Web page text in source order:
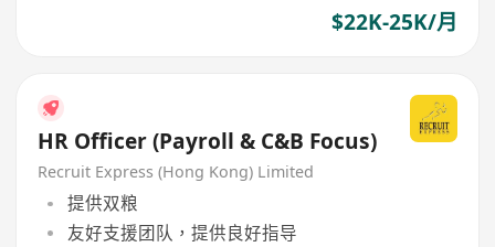
$22K-25K/月
HR Officer (Payroll & C&B Focus)
Recruit Express (Hong Kong) Limited
提供双粮
友好支援团队，提供良好指导